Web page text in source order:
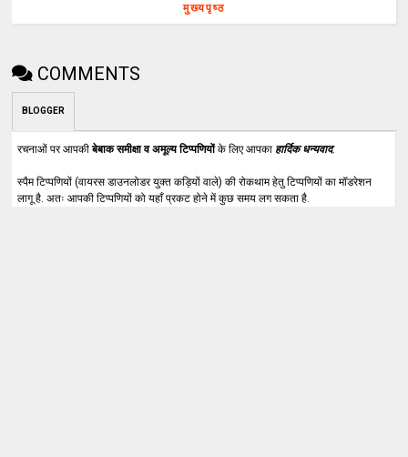
मुख्यपृष्ठ
COMMENTS
BLOGGER
रचनाओं पर आपकीबेबाक समीक्षा व अमूल्य टिप्पणियोंके लिए आपका हार्दिक धन्यवाद.
स्पैम टिप्पणियों (वायरस डाउनलोडर युक्त कड़ियों वाले) की रोकथाम हेतु टिप्पणियों का मॉडरेशन
लागू है. अतः आपकी टिप्पणियों को यहाँ प्रकट होने में कुछ समय लग सकता है.